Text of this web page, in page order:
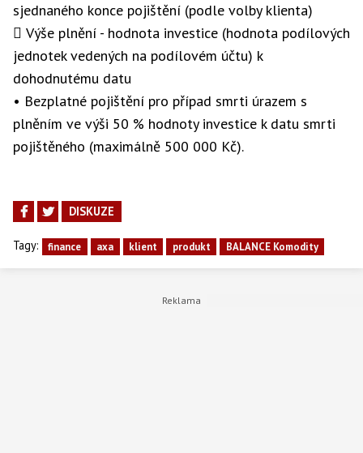
sjednaného konce pojištění (podle volby klienta)
 Výše plnění - hodnota investice (hodnota podílových
jednotek vedených na podílovém účtu) k
dohodnutému datu
• Bezplatné pojištění pro případ smrti úrazem s
plněním ve výši 50 % hodnoty investice k datu smrti
pojištěného (maximálně 500 000 Kč).
DISKUZE
Tagy: finance axa klient produkt BALANCE Komodity